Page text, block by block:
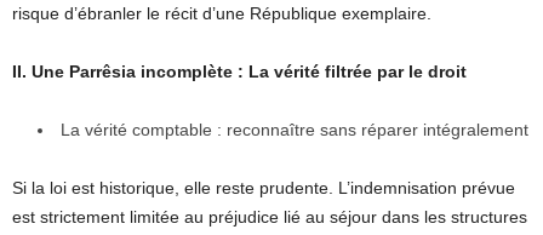
risque d’ébranler le récit d’une République exemplaire.
II. Une Parrêsia incomplète : La vérité filtrée par le droit
La vérité comptable : reconnaître sans réparer intégralement
Si la loi est historique, elle reste prudente. L’indemnisation prévue
est strictement limitée au préjudice lié au séjour dans les structures